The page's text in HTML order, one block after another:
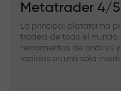
Metatrader 4/5
La principal plataforma
traders de todo el mundo.
herramientas de análisis
rápidas en una sola